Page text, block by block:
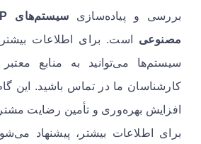
بررسی و پیاده‌سازی
مصنوعی است. برای اطلاعات بیشتر
سیستم‌ها می‌توانید به منابع
کارشناسان ما در تماس باشید. این
افزایش بهره‌وری و تأمین رضایت
برای اطلاعات بیشتر، پیشنهاد